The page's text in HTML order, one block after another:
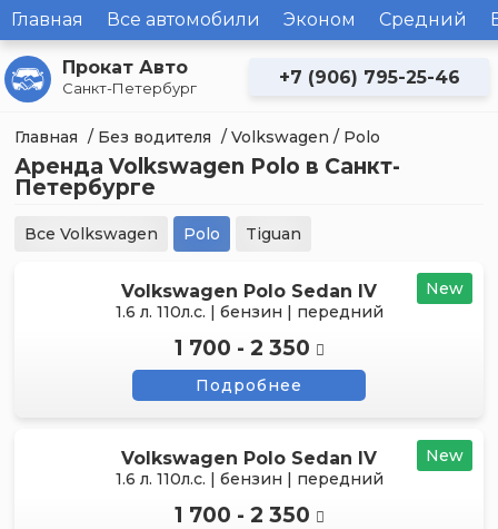
Главная Все автомобили Эконом Средний
Прокат Авто
Санкт-Петербург +7 (906) 795-25-46
Главная / Без водителя /Volkswagen / Polo
Аренда Volkswagen Polo в Санкт-
Петербурге
Все Volkswagen Polo Tiguan
Volkswagen Polo Sedan IV
1.6 л. 110л.с. | бензин | передний
1 700 - 2 350
New
Подробнее
Volkswagen Polo Sedan IV
1.6 л. 110л.с. | бензин | передний
1 700 - 2 350
New